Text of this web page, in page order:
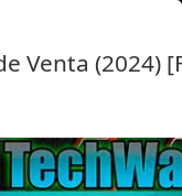
Venta (2024)